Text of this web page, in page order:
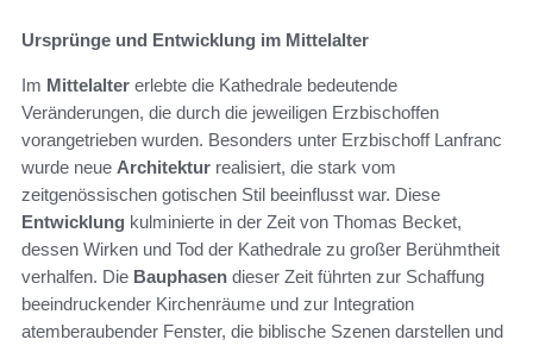
Ursprünge und Entwicklung im Mittelalter
Im Mittelalter erlebte die Kathedrale bedeutende
Veränderungen, die durch die jeweiligen Erzbischoffen
vorangetrieben wurden. Besonders unter Erzbischoff Lanfranc
wurde neue Architektur realisiert, die stark vom
zeitgenössischen gotischen Stil beeinflusst war. Diese
Entwicklung kulminierte in der Zeit von Thomas Becket,
dessen Wirken und Tod der Kathedrale zu großer Berühmtheit
verhalfen. Die Bauphasen dieser Zeit führten zur Schaffung
beeindruckender Kirchenräume und zur Integration
atemberaubender Fenster, die biblische Szenen darstellen und